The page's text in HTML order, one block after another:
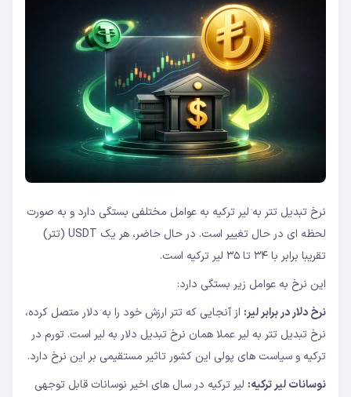
نرخ تبدیل تتر به لیر ترکیه به عوامل مختلفی بستگی دارد و به صورت
لحظه ای در حال تغییر است. در حال حاضر، هر یک USDT (تتر)
تقریبا برابر با ۳۴ تا ۳۵ لیر ترکیه است.
این نرخ به عوامل زیر بستگی دارد:
نرخ دلار در برابر لیر: از آنجایی که تتر ارزش خود را به دلار متصل کرده،
نرخ تبدیل تتر به لیر عملا همان نرخ تبدیل دلار به لیر است. تورم در
ترکیه و سیاست های پولی این کشور تاثیر مستقیمی بر این نرخ دارد.
نوسانات لیر ترکیه: لیر ترکیه در سال های اخیر نوسانات قابل توجهی